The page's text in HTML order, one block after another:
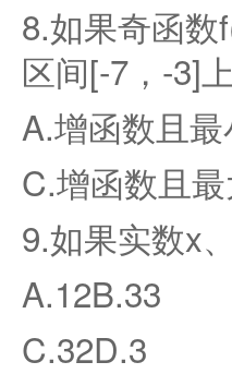
8.如果奇函
区间[-7，-3]
A.增函数且
C.增函数且
9.如果实数x
A.12B.33
C.32D.3